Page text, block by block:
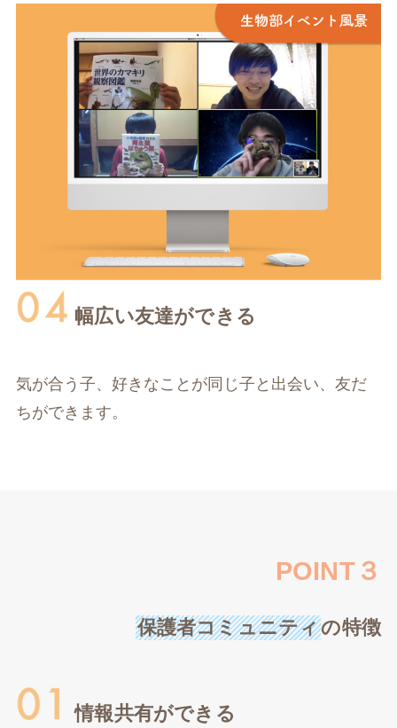
幅広い友達ができる
気が合う子、好きなことが同じ子と出会い、友だ
ちができます。
POINT３
保護者コミュニティの特徴
情報共有ができる